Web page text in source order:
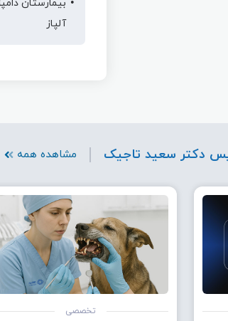
آلپاز
دکتر سعید تاجیک مشاهده همه
تخصصی